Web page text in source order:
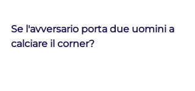
Se l'avversario porta due uomini a
calciare il corner?